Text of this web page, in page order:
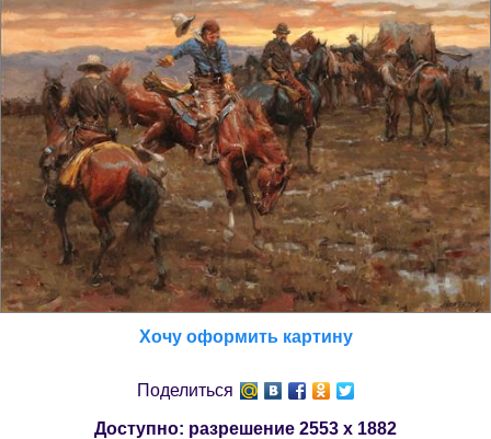
Хочу оформить картину
Поделиться
Доступно: разрешение 2553 x 1882